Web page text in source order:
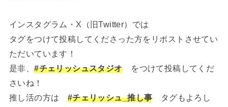
インスタグラム・X（旧Twitter）では
タグをつけて投稿してくださった方をリポストさせてい
ただいています！
是非、#チェリッシュスタジオをつけて投稿してくだ
さいね！
推し活の方は #チェリッシュ_推し事 タグもよろし